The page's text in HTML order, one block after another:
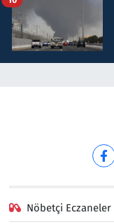
Nöbetçi Eczaneler